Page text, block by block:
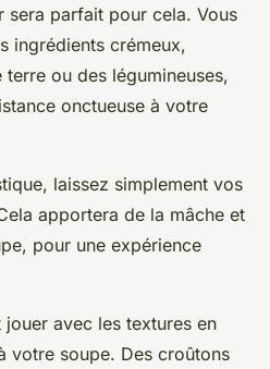
sera parfait pour cela. Vous
ingrédients crémeux,
ou des légumineuses,
onctueuse à votre
laissez simplement vos
apportera de la mâche et
pour une expérience
avec les textures en
votre soupe. Des croûtons